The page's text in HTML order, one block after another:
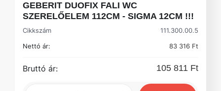
GEBERIT DUOFIX FALI WC
SZERELŐELEM 112CM - SIGMA 12CM !!!
Cikkszám
111.300.00.5
Nettó ár:
83 316 Ft
Bruttó ár: 105 811 Ft